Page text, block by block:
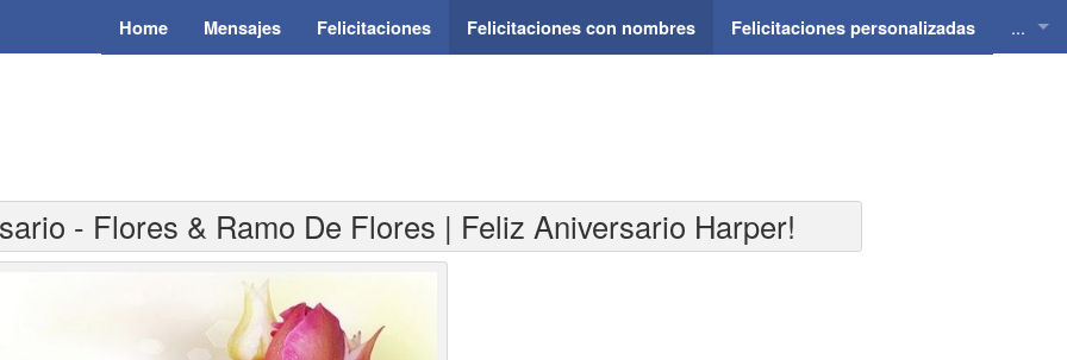
Home Mensajes Felicitaciones Felicitaciones con nombres Felicitaciones personalizadas ...
- Flores & Ramo De Flores | Feliz Aniversario Harper!